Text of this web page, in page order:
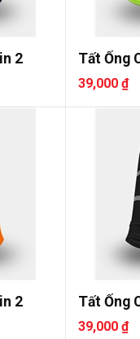
2 Tất Ống
39,000 ₫
2 Tất Ống
39,000 ₫